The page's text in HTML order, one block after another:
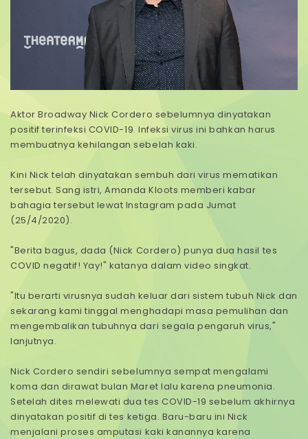
Aktor Broadway Nick Cordero sebelumnya dinyatakan
positif terinfeksi COVID-19. Infeksi virus ini bahkan harus
membuatnya kehilangan sebelah kaki.
Kini Nick telah dinyatakan sembuh dari virus mematikan
tersebut. Sang istri, Amanda Kloots memberi kabar
bahagia tersebut lewat Instagram pada Jumat
(25/4/2020).
"Berita bagus, dada (Nick Cordero) punya dua hasil tes
COVID negatif! Yay!" katanya dalam video singkat.
"Itu berarti virusnya sudah keluar dari sistem tubuh Nick dan
sekarang kami tinggal menghadapi masa pemulihan dan
mengembalikan tubuhnya dari segala pengaruh virus,"
lanjutnya.
Nick Cordero sendiri sebelumnya sempat mengalami
koma dan dirawat bulan Maret lalu karena pneumonia.
Setelah dites melewati dua tes COVID-19 sebelum akhirnya
dinyatakan positif di tes ketiga. Baru-baru ini Nick
menjalani proses amputasi kaki kanannya karena